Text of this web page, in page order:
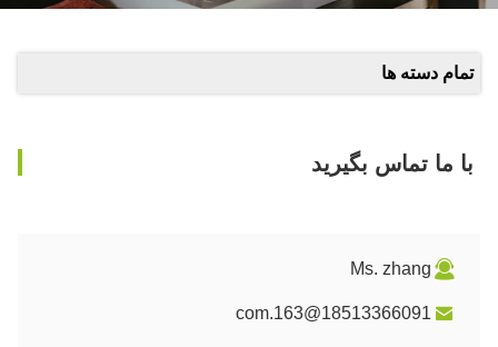
تمام دسته ها
با ما تماس بگیرید
Ms. zhang
18513366091@163.com